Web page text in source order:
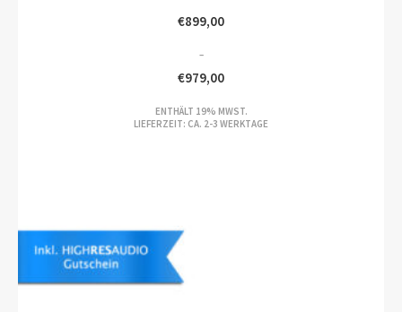
€899,00
–
€979,00
ENTHÄLT 19% MWST.
LIEFERZEIT: CA. 2-3 WERKTAGE